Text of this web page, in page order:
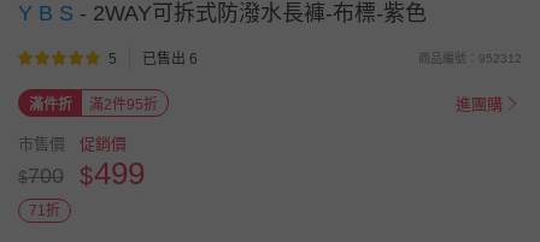
Y B S - 2WAY可拆式防潑水長褲-布標-紫色
5 已售出 6 商品編號：952312
滿件折 滿2件95折 進團購
市售價
$700
促銷價
$499
71折